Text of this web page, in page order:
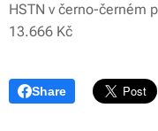
HSTN v černo-černém
13.666 Kč
Share